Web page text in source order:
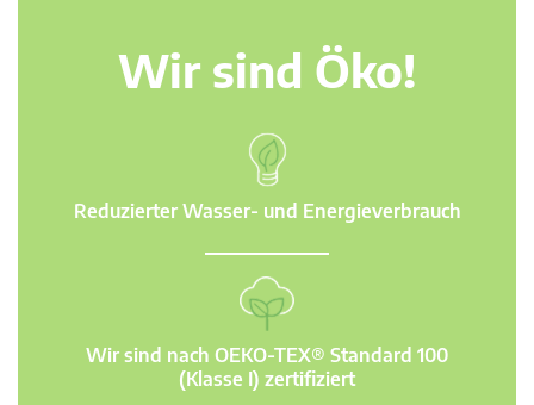
Wir sind Öko!
Reduzierter Wasser- und Energieverbrauch
Wir sind nach OEKO-TEX® Standard 100
(Klasse I) zertifiziert